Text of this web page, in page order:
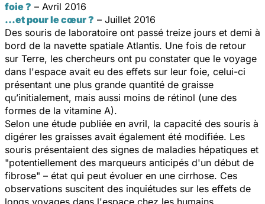
foie ? – Avril 2016
...et pour le cœur ? – Juillet 2016
Des souris de laboratoire ont passé treize jours et demi à
bord de la navette spatiale Atlantis. Une fois de retour
sur Terre, les chercheurs ont pu constater que le voyage
dans l'espace avait eu des effets sur leur foie, celui-ci
présentant une plus grande quantité de graisse
qu’initialement, mais aussi moins de rétinol (une des
formes de la vitamine A).
Selon une étude publiée en avril, la capacité des souris à
digérer les graisses avait également été modifiée. Les
souris présentaient des signes de maladies hépatiques et
"potentiellement des marqueurs anticipés d'un début de
fibrose" – état qui peut évoluer en une cirrhose. Ces
observations suscitent des inquiétudes sur les effets de
longs voyages dans l'espace chez les humains.